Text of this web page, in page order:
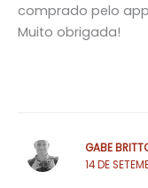
comprado pelo
Muito obrigada!
GABE
14 DE